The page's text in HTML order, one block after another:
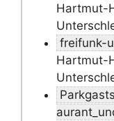
Hartmut-
freifunk-
Hartmut-